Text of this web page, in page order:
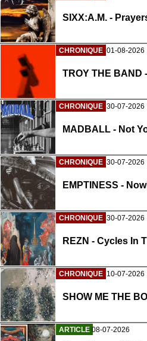
SIXX:A.M. -
CHRONIQUE 01-08-2026
TROY THE BAND
CHRONIQUE 30-07-2026
MADBALL - Not
CHRONIQUE 30-07-2026
EMPTINESS -
CHRONIQUE 30-07-2026
REZN - Cycles In
CHRONIQUE 10-07-2026
SHOW ME THE
ARTICLE 08-07-2026